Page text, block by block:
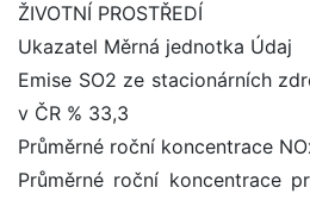
ŽIVOTNÍ PROSTŘEDÍ
Ukazatel Měrná jednotka Údaj
Emise SO2 ze stacionárních
v ČR % 33,3
Průměrné roční koncentrace
Průměrné roční koncentrace